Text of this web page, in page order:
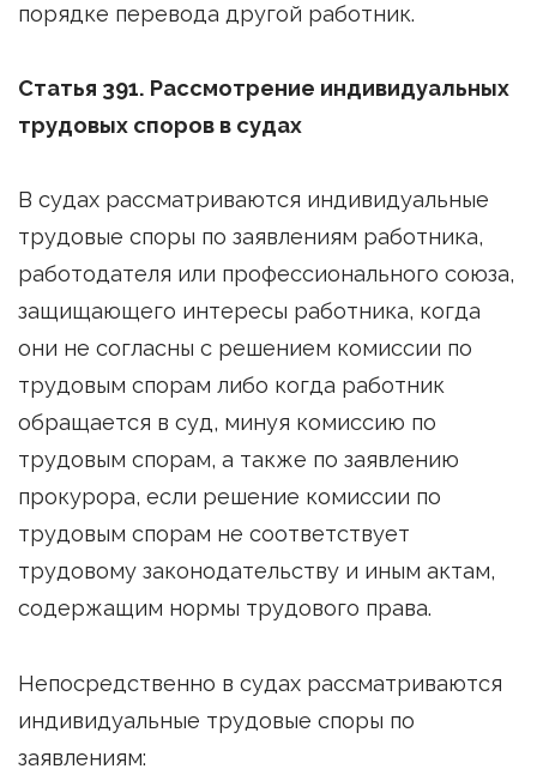
порядке перевода другой работник.
Статья 391. Рассмотрение индивидуальных
трудовых споров в судах
В судах рассматриваются индивидуальные
трудовые споры по заявлениям работника,
работодателя или профессионального союза,
защищающего интересы работника, когда
они не согласны с решением комиссии по
трудовым спорам либо когда работник
обращается в суд, минуя комиссию по
трудовым спорам, а также по заявлению
прокурора, если решение комиссии по
трудовым спорам не соответствует
трудовому законодательству и иным актам,
содержащим нормы трудового права.
Непосредственно в судах рассматриваются
индивидуальные трудовые споры по
заявлениям: